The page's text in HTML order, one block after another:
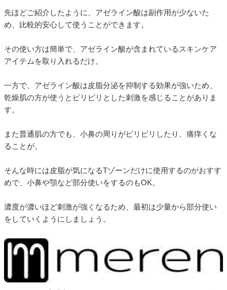
先ほどご紹介したように、アゼライン酸は副作用が少ないた
め、比較的安心して使うことができます。
その使い方は簡単で、アゼライン酸が含まれているスキンケア
アイテムを取り入れるだけ。
一方で、アゼライン酸は皮脂分泌を抑制する効果が強いため、
乾燥肌の方が使うとピリピリとした刺激を感じることがありま
す。
また普通肌の方でも、小鼻の周りがピリピリしたり、痛痒くな
ることが。
そんな時には皮脂が気になるTゾーンだけに使用するのがおすす
めで、小鼻や顎など部分使いをするのもOK。
濃度が濃いほど刺激が強くなるため、最初は少量から部分使い
をしていくようにしましょう。